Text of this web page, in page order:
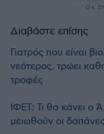
O κ.
Διαβάστε επίσης
Γιατρός που είναι
νεότερος, τρώει
τροφές
ΙΦΕΤ: Τι θα κάνει ο
μειωθούν οι